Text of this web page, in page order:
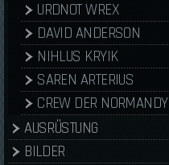
URDNOT WREX
DAVID ANDERSON
NIHLUS KRYIK
SAREN ARTERIUS
CREW DER NORMANDY
AUSRÜSTUNG
BILDER